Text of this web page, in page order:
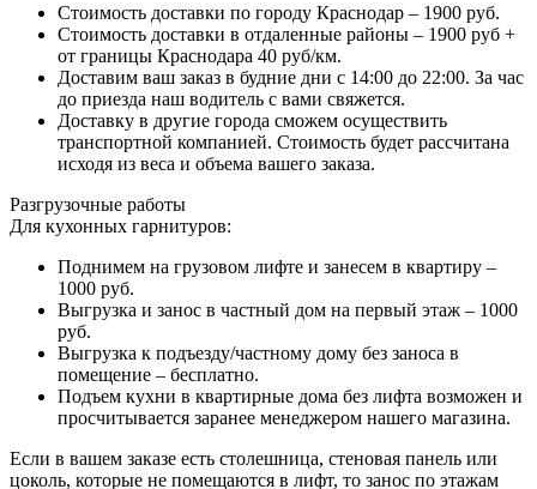
Стоимость доставки по городу Краснодар – 1900 руб.
Стоимость доставки в отдаленные районы – 1900 руб +
от границы Краснодара 40 руб/км.
Доставим ваш заказ в будние дни с 14:00 до 22:00. За час
до приезда наш водитель с вами свяжется.
Доставку в другие города сможем осуществить
транспортной компанией. Стоимость будет рассчитана
исходя из веса и объема вашего заказа.
Разгрузочные работы
Для кухонных гарнитуров:
Поднимем на грузовом лифте и занесем в квартиру –
1000 руб.
Выгрузка и занос в частный дом на первый этаж – 1000
руб.
Выгрузка к подъезду/частному дому без заноса в
помещение – бесплатно.
Подъем кухни в квартирные дома без лифта возможен и
просчитывается заранее менеджером нашего магазина.
Если в вашем заказе есть столешница, стеновая панель или
цоколь, которые не помещаются в лифт, то занос по этажам